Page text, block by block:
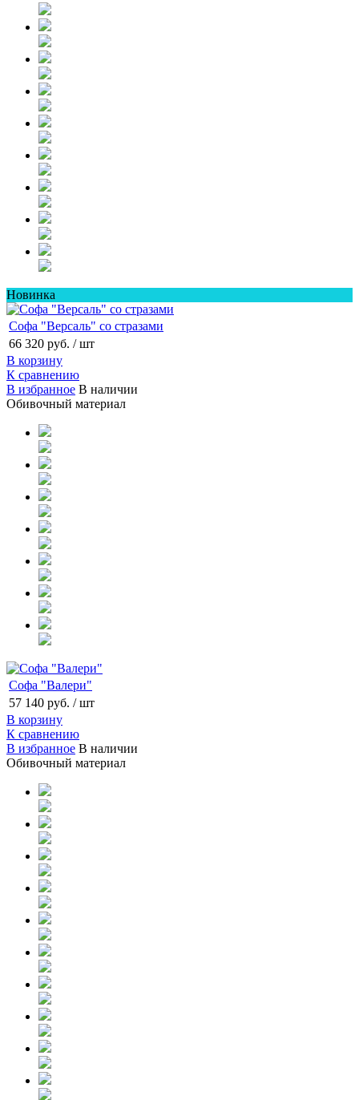
Новинка
Софа "Версаль" со стразами
66 320 руб. / шт
В корзину
К сравнению
В избранное В наличии
Обивочный материал
Софа "Валери"
57 140 руб. / шт
В корзину
К сравнению
В избранное В наличии
Обивочный материал